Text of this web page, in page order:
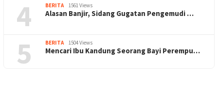
4 BERITA 1561 Views
Alasan Banjir, Sidang Gugatan Pengemudi …
5 BERITA 1504 Views
Mencari Ibu Kandung Seorang Bayi Perempu…